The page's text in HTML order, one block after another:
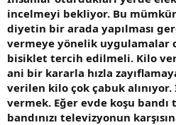
incelmeyi bekliyor. Bu
diyetin bir arada yapılması
vermeye yönelik uygulamalar
bisiklet tercih edilmeli. Kilo
ani bir kararla hızla
verilen kilo çok çabuk
vermek. Eğer evde koşu bandı
bandınızı televizyonun